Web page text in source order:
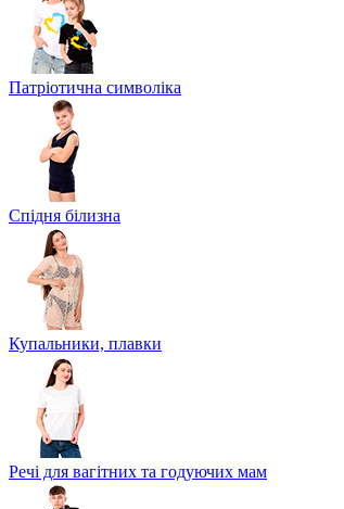
Патріотична символіка
Спідня білизна
Купальники, плавки
Речі для вагітних та годуючих мам